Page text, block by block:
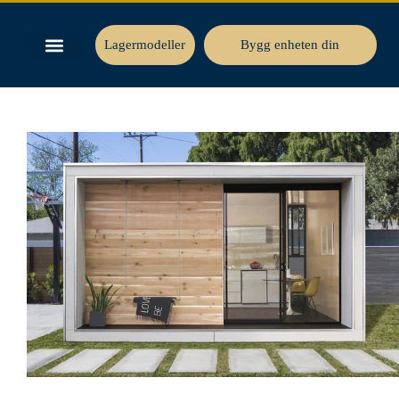
Lagermodeller Bygg enheten din